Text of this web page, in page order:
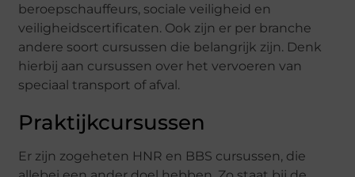
beroepschauffeurs, sociale veiligheid en
veiligheidscertificaten. Ook zijn er per branche
andere soort cursussen die belangrijk zijn. Denk
hierbij aan cursussen over het vervoeren van
speciaal transport of afval.
Praktijkcursussen
Er zijn zogeheten HNR en BBS cursussen, die